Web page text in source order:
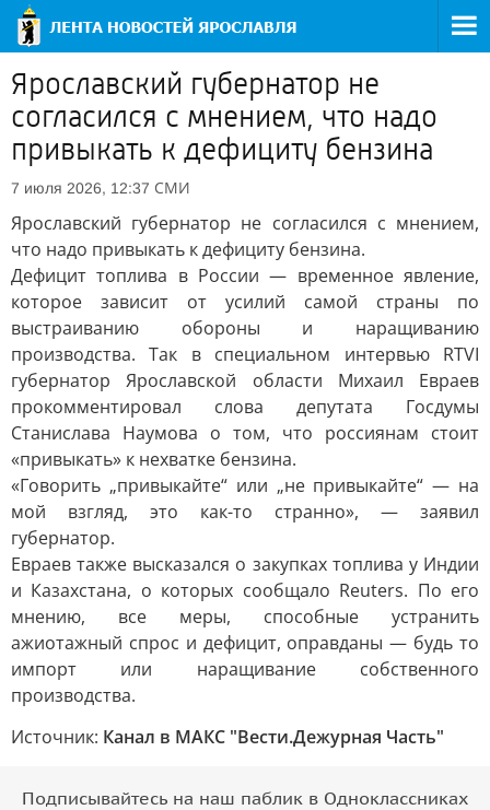
Ярославский губернатор не
согласился с мнением, что надо
привыкать к дефициту бензина
7 июля 2026, 12:37 СМИ
Ярославский губернатор не согласился с мнением,
что надо привыкать к дефициту бензина.
Дефицит топлива в России — временное явление,
которое зависит от усилий самой страны по
выстраиванию обороны и наращиванию
производства. Так в специальном интервью RTVI
губернатор Ярославской области Михаил Евраев
прокомментировал слова депутата Госдумы
Станислава Наумова о том, что россиянам стоит
«привыкать» к нехватке бензина.
«Говорить „привыкайте“ или „не привыкайте“ — на
мой взгляд, это как-то странно», — заявил
губернатор.
Евраев также высказался о закупках топлива у Индии
и Казахстана, о которых сообщало Reuters. По его
мнению, все меры, способные устранить
ажиотажный спрос и дефицит, оправданы — будь то
импорт или наращивание собственного
производства.
Источник: Канал в МАКС "Вести.Дежурная Часть"
Подписывайтесь на наш паблик в Одноклассниках